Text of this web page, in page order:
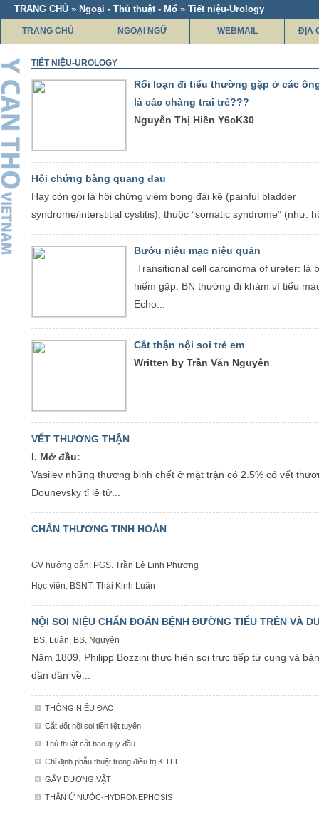
TRANG CHỦ » Ngoại - Thủ thuật - Mổ » Tiết niệu-Urology
TRANG CHỦ NGOẠI NGỮ WEBMAIL ĐỊA
TIẾT NIỆU-UROLOGY
Rối loạn đi tiểu thường gặp ở các
là các chàng trai trẻ???
Nguyễn Thị Hiền Y6cK30
Hội chứng bàng quang đau
Hay còn gọi là hội chứng viêm bọng đái kẽ (painful bladder
syndrome/interstitial cystitis), thuộc “somatic syndrome” (như:
Bướu niệu mạc niệu quản
Transitional cell carcinoma of ureter: là
hiếm gặp. BN thường đi khám vì tiểu
Echo...
Cắt thận nội soi trẻ em
Written by Trần Văn Nguyên
VẾT THƯƠNG THẬN
I. Mở đầu:
Vasilev những thương binh chết ở mặt trận có 2.5% có vết
Dounevsky tỉ lệ tử...
CHẤN THƯƠNG TINH HOÀN
GV hướng dẫn: PGS. Trần Lê Linh Phương
Học viên: BSNT. Thái Kinh Luân
NỘI SOI NIỆU CHẨN ĐOÁN BỆNH ĐƯỜNG TIỂU TRÊN VÀ
BS. Luận, BS. Nguyên
Năm 1809, Philipp Bozzini thực hiện soi trực tiếp tử cung và
dần dần về...
THÔNG NIỆU ĐẠO
Cắt đốt nội soi tiền liệt tuyến
Thủ thuật cắt bao quy đầu
Chỉ định phẫu thuật trong điều trị K TLT
GÃY DƯƠNG VẬT
THẬN Ứ NƯỚC-HYDRONEPHOSIS